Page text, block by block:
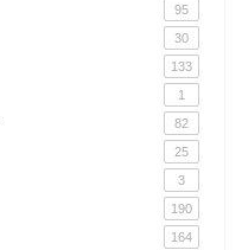
95
30
133
1
82
25
3
190
164